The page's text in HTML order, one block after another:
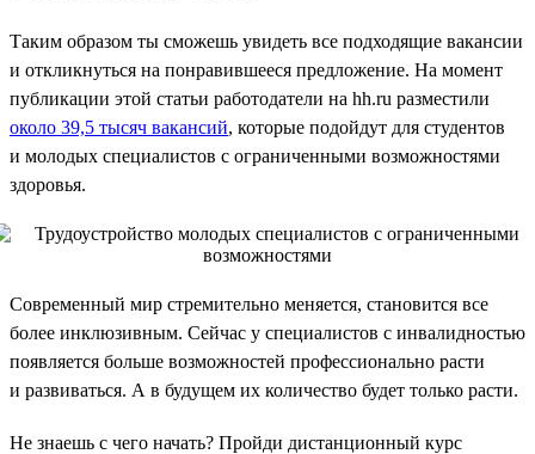
Таким образом ты сможешь увидеть все подходящие вакансии
и откликнуться на понравившееся предложение. На момент
публикации этой статьи работодатели на hh.ru разместили
около 39,5 тысяч вакансий, которые подойдут для студентов
и молодых специалистов с ограниченными возможностями
здоровья.
Современный мир стремительно меняется, становится все
более инклюзивным. Сейчас у специалистов с инвалидностью
появляется больше возможностей профессионально расти
и развиваться. А в будущем их количество будет только расти.
Не знаешь с чего начать? Пройди дистанционный курс